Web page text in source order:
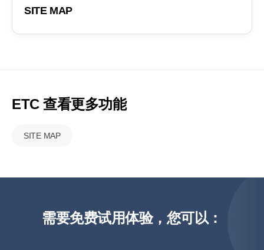
SITE MAP
ETC 查看更多功能
SITE MAP
需要免费试用体验，您可以：